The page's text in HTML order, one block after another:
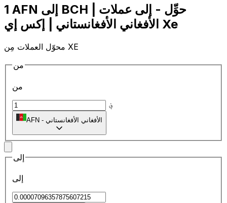
1 AFN إلى BCH | حوِّل - إلى عملات
الأفغاني الأفغانستاني | إكس إي Xe
محوّل العملات مِن XE
من
من
؋
AFN - الأفغاني الأفغانستاني
إلى
إلى